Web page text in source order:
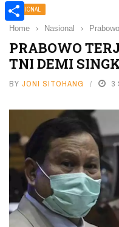
NASIONAL
Home › Nasional ›
PRABOWO
TNI DEMI
BY JONI SITOHANG 3
Line
Share